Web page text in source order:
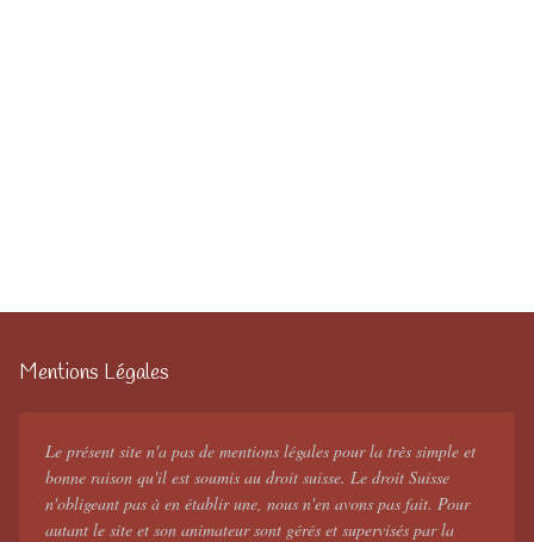
Mentions Légales
Le présent site n'a pas de mentions légales pour la très simple et
bonne raison qu'il est soumis au droit suisse. Le droit Suisse
n'obligeant pas à en établir une, nous n'en avons pas fait. Pour
autant le site et son animateur sont gérés et supervisés par la